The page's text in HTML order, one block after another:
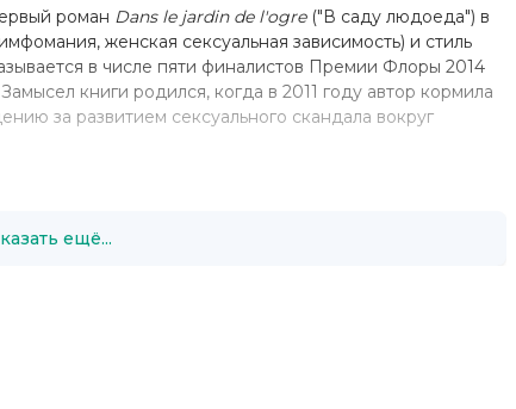
роман Dans le jardin de l'ogre("В саду людоеда") в
женская сексуальная зависимость) и стиль
в числе пяти финалистов Премии Флоры 2014
книги родился, когда в 2011 году автор кормила
за развитием сексуального скандала вокруг
случившейся в 2012 году в Нью-Йорке.
ещё...